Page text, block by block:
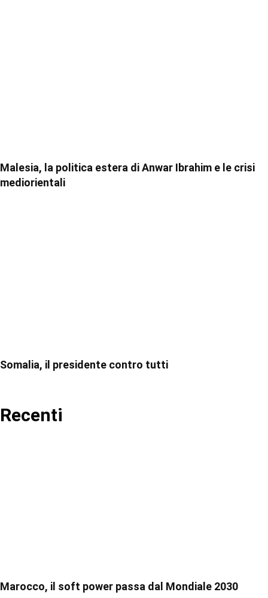
Malesia, la politica estera di Anwar Ibrahim e le crisi
mediorientali
Somalia, il presidente contro tutti
Recenti
Marocco, il soft power passa dal Mondiale 2030